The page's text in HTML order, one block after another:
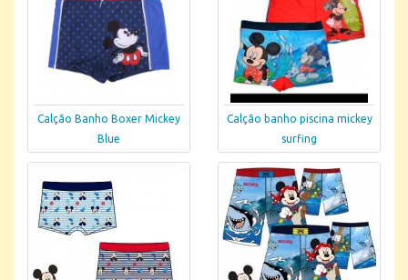
Calção Banho Boxer Mickey
Blue
Calção banho piscina mickey
surfing